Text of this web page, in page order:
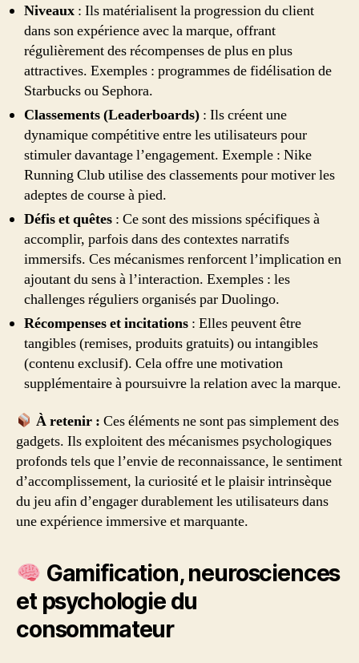
Niveaux : Ils matérialisent la progression du client
dans son expérience avec la marque, offrant
régulièrement des récompenses de plus en plus
attractives. Exemples : programmes de fidélisation de
Starbucks ou Sephora.
Classements (Leaderboards) : Ils créent une
dynamique compétitive entre les utilisateurs pour
stimuler davantage l’engagement. Exemple : Nike
Running Club utilise des classements pour motiver les
adeptes de course à pied.
Défis et quêtes : Ce sont des missions spécifiques à
accomplir, parfois dans des contextes narratifs
immersifs. Ces mécanismes renforcent l’implication en
ajoutant du sens à l’interaction. Exemples : les
challenges réguliers organisés par Duolingo.
Récompenses et incitations : Elles peuvent être
tangibles (remises, produits gratuits) ou intangibles
(contenu exclusif). Cela offre une motivation
supplémentaire à poursuivre la relation avec la marque.
À retenir : Ces éléments ne sont pas simplement des
gadgets. Ils exploitent des mécanismes psychologiques
profonds tels que l’envie de reconnaissance, le sentiment
d’accomplissement, la curiosité et le plaisir intrinsèque
du jeu afin d’engager durablement les utilisateurs dans
une expérience immersive et marquante.
Gamification, neurosciences
et psychologie du
consommateur